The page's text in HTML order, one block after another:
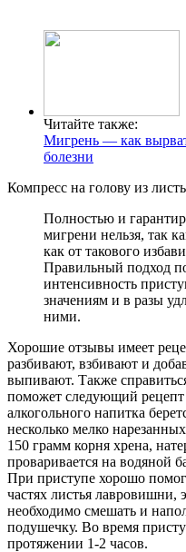
Читайте также:
Мигрень — как
болезни
Компресс на голову из
Полностью и
мигрени нельзя, так
как от такового
Правильный подход
интенсивность
значениям и в разы
ними.
Хорошие отзывы имеет
разбивают, взбивают и
выпивают. Также
поможет следующий рецепт
алкогольного напитка
несколько мелко
150 грамм корня хрена,
проваривается на водяной
При приступе хорошо
частях листья лавровишни,
необходимо смешать и
подушечку. Во время
протяжении 1-2 часов.